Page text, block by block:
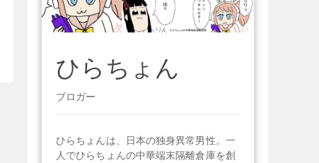
ひらちょん
ブロガー
ひらちょんは、日本の独身異常男性。一
人でひらちょんの中華端末隔離倉庫を創